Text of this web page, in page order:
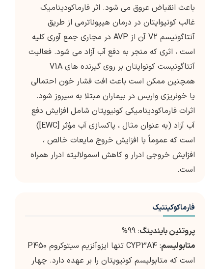
باعث انقباض عروق می شود. اثر فارماکودینامیک
غالب کونیواپتان در درمان هیپوناترمی از طریق
آنتاگونیسم V2 آن از AVP در مجاری جمع آوری کلیه
است ، اثری که منجر به دفع آب آزاد می شود. فعالیت
آنتاگونیست کونواپتان بر روی گیرنده های V1A
همچنین ممکن است باعث افت فشار خون احتمالی
یا خونریزی واریس در بیماران مبتلا به سیروز شود.
اثرات فارماکودینامیکی کونیوپتان شامل افزایش دفع
آب آزاد (به عنوان مثال ، پاکسازی آب مؤثر [EWC])
است که عموماً با افزایش خروج مایعات خالص ،
افزایش خروجی ادرار و کاهش اسمولالیته ادرار همراه
است.
فارماکوکینتیک
پروتئین بایندینگ: 99%
متابولیسم
: CYP3A4 تنها ایزوآنزیم سیتوکروم P450
است که متابولیسم کونیوپتان را بر عهده دارد. چهار